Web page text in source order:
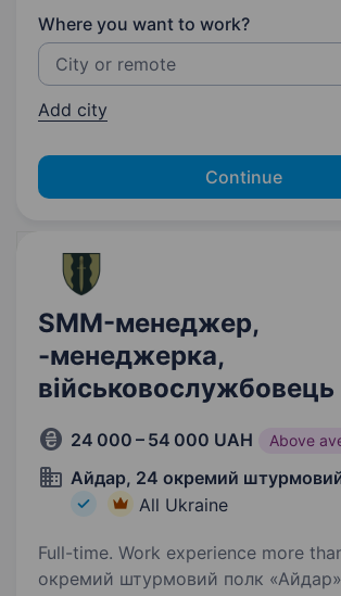
Where you want to work?
Add city
Continue
SMM-менеджер,
-менеджерка,
військовослужбовець
24 000 – 54 000 UAH Above
Айдар, 24 окремий
All Ukraine
Full-time. Work experience more than 1
окремий штурмовий полк